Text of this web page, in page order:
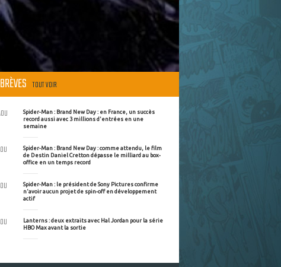
TOUT VOIR
Spider-Man : Brand New Day : en France, un succès
record aussi avec 3 millions d'entrées en une
semaine
Spider-Man : Brand New Day : comme attendu, le film
de Destin Daniel Cretton dépasse le milliard au box-
office en un temps record
Spider-Man : le président de Sony Pictures confirme
n'avoir aucun projet de spin-off en développement
actif
Lanterns : deux extraits avec Hal Jordan pour la série
HBO Max avant la sortie